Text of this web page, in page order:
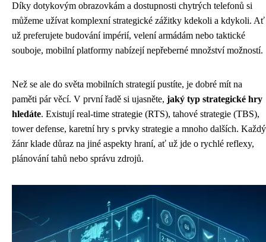
Díky dotykovým obrazovkám a dostupnosti chytrých telefonů si
můžeme užívat komplexní strategické zážitky kdekoli a kdykoli. Ať
už preferujete budování impérií, velení armádám nebo taktické
souboje, mobilní platformy nabízejí nepřeberné množství možností.
Než se ale do světa mobilních strategií pustíte, je dobré mít na
paměti pár věcí. V první řadě si ujasněte, jaký typ strategické hry
hledáte. Existují real-time strategie (RTS), tahové strategie (TBS),
tower defense, karetní hry s prvky strategie a mnoho dalších. Každý
žánr klade důraz na jiné aspekty hraní, ať už jde o rychlé reflexy,
plánování tahů nebo správu zdrojů.